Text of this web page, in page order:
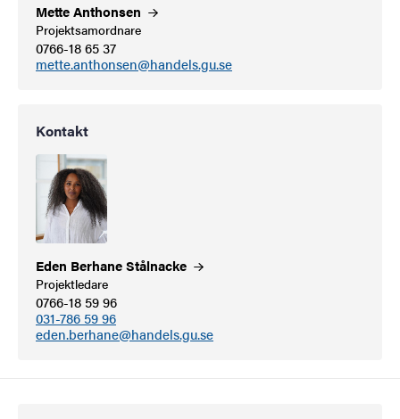
MetteAnthonsen
Projektsamordnare
0766-18 65 37
mette.anthonsen@handels.gu.se
Kontakt
Eden BerhaneStålnacke
Projektledare
0766-18 59 96
031-786 59 96
eden.berhane@handels.gu.se